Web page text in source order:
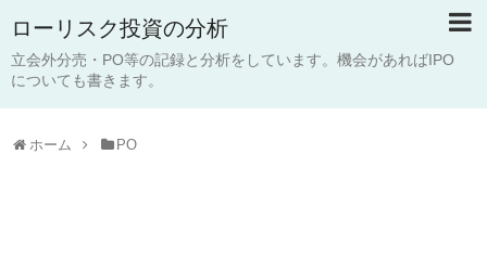
ローリスク投資の分析
立会外分売・PO等の記録と分析をしています。機会があればIPO
についても書きます。
ホーム PO